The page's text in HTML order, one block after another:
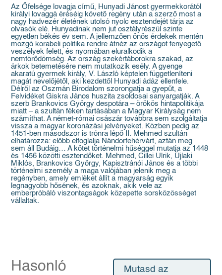
Az Őfelsége lovagja című, Hunyadi Jánost gyermekkorától
királyi lovaggá éréséig követő regény után a szerző most a
nagy hadvezér életének utolsó nyolc esztendejét tárja az
olvasók elé. Hunyadinak nem jut osztályrészül szinte
egyetlen békés év sem. A jellemzően önös érdekek mentén
mozgó korabeli politika rendre átnéz az országot fenyegető
veszélyek felett, és nyomában eluralkodik a
nemtörődömség. Az ország szekértáborokra szakad, az
árkok betemetésére nem mutatkozik esély. A gyenge
akaratú gyermek király, V. László képtelen függetleníteni
magát nevelőjétől, aki kezdettől Hunyadi ádáz ellenfele.
Délről az Oszmán Birodalom szorongatja a gyepűt, a
Felvidéket Giskra János huszita zsoldosai sanyargatják. A
szerb Brankovics György despotára – örökös hintapolitikája
miatt – a szultán féken tartásában a Magyar Királyság nem
számíthat. A német-római császár továbbra sem szolgáltatja
vissza a magyar koronázási jelvényeket. Közben pedig az
1451-ben másodszor is trónra lépő II. Mehmed szultán
elhatározza: előbb elfoglalja Nándorfehérvárt, aztán meg
sem áll Budáig… A kötet történelmi hűséggel mutatja az 1448
és 1456 közötti esztendőket. Mehmed, Cillei Ulrik, Újlaki
Miklós, Brankovics György, Kapisztránói János és a többi
történelmi személy a maga valójában jelenik meg a
regényben, amely emléket állít a magyarság egyik
legnagyobb hősének, és azoknak, akik vele az
emberpróbáló viszontagságok közepette sorsközösséget
vállaltak.
Hasonló
Mutasd az